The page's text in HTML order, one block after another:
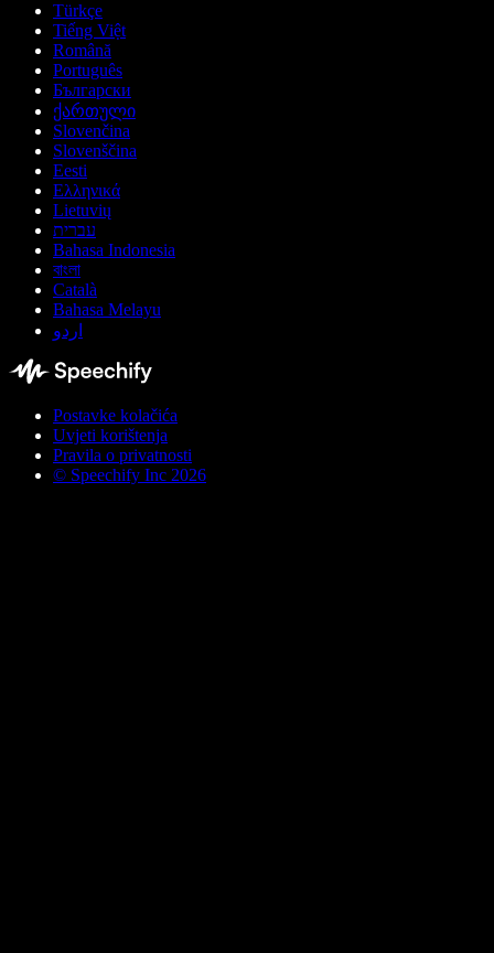
Türkçe
Tiếng Việt
Română
Português
Български
ქართული
Slovenčina
Slovenščina
Eesti
Ελληνικά
Lietuvių
עברית
Bahasa Indonesia
বাংলা
Català
Bahasa Melayu
اردو
Postavke kolačića
Uvjeti korištenja
Pravila o privatnosti
© Speechify Inc 2026